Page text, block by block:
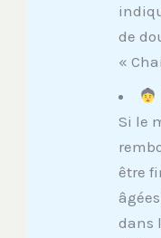
de
«
Si le
être
dans